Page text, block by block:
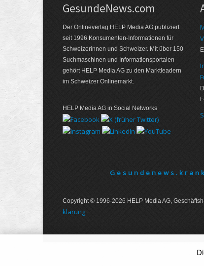
GesundeNews.com
Der Onlineverlag HELP Media AG publiziert
seit 1996 Konsumenten-Informationen für
Schweizerinnen und Schweizer. Mit über 150
Suchmaschinen und Informationsportalen
gehört HELP Media AG zu den Marktleadern
im Schweizer Onlinemarkt.
HELP Media AG in Social Networks
Copyright © 1996-2026 HELP Media AG,
klärung